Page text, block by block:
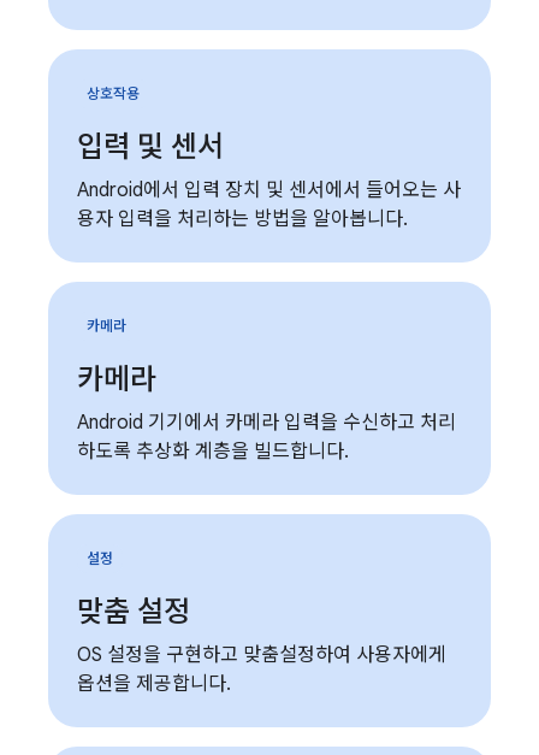
상호작용
입력 및 센서
Android에서 입력 장치 및 센서에서 들어오는 사
용자 입력을 처리하는 방법을 알아봅니다.
카메라
카메라
Android 기기에서 카메라 입력을 수신하고 처리
하도록 추상화 계층을 빌드합니다.
설정
맞춤 설정
OS 설정을 구현하고 맞춤설정하여 사용자에게
옵션을 제공합니다.